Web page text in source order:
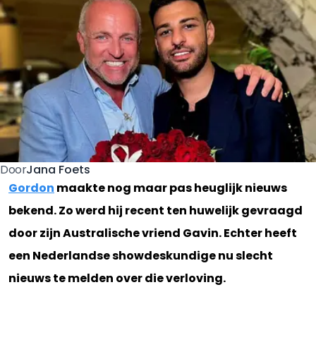
DoorJana Foets
Gordon maakte nog maar pas heuglijk nieuws
bekend. Zo werd hij recent ten huwelijk gevraagd
door zijn Australische vriend Gavin. Echter heeft
een Nederlandse showdeskundige nu slecht
nieuws te melden over die verloving.